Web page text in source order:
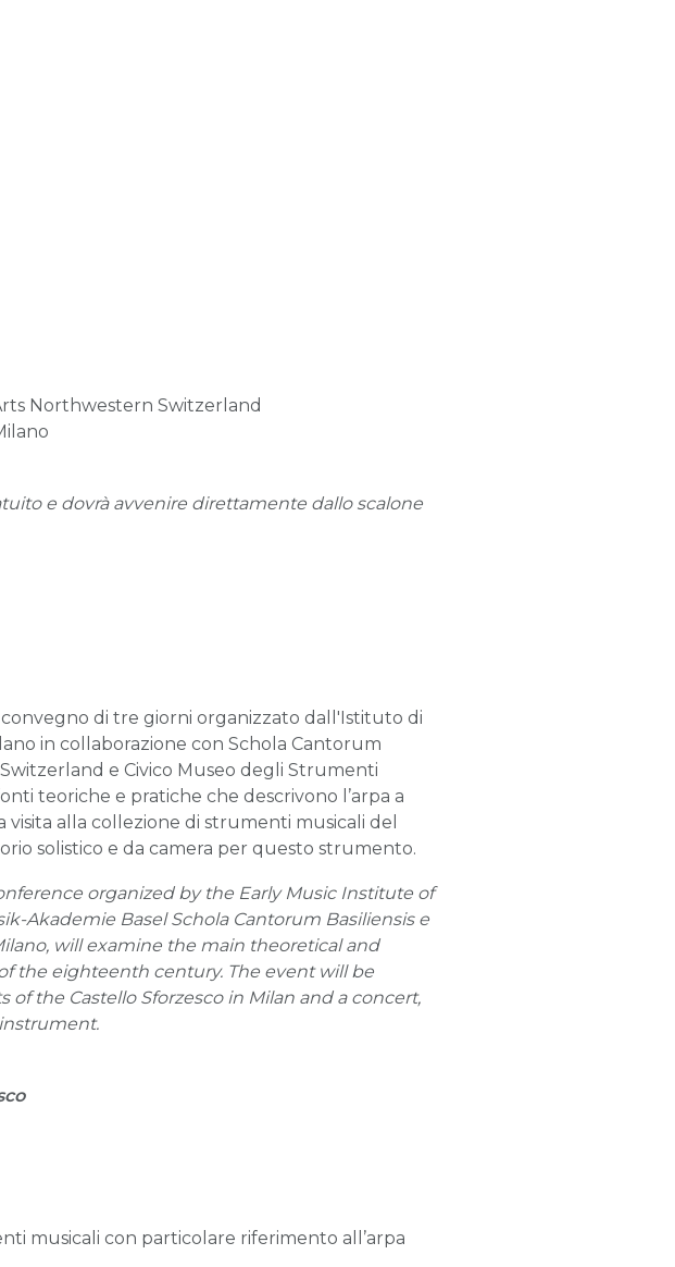
Northwestern Switzerland
e dovrà avvenire direttamente dallo scalone
di tre giorni organizzato dall'Istituto di
in collaborazione con Schola Cantorum
e Civico Museo degli Strumenti
teoriche e pratiche che descrivono l’arpa a
alla collezione di strumenti musicali del
solistico e da camera per questo strumento.
organized by the Early Music Institute of
Akademie Basel Schola Cantorum Basiliensis e
will examine the main theoretical and
the eighteenth century. The event will be
the Castello Sforzesco in Milan and a concert,
musicali con particolare riferimento all’arpa